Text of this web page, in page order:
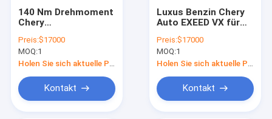
140 Nm Drehmoment
Chery
km/h Frontradantrieb
EXEED VX
Preis:$17000
MOQ:1
Kontakt
Luxus Benzin Chery
Auto EXEED VX für
Fahrerlebnis
Preis:$17000
MOQ:1
Kontakt